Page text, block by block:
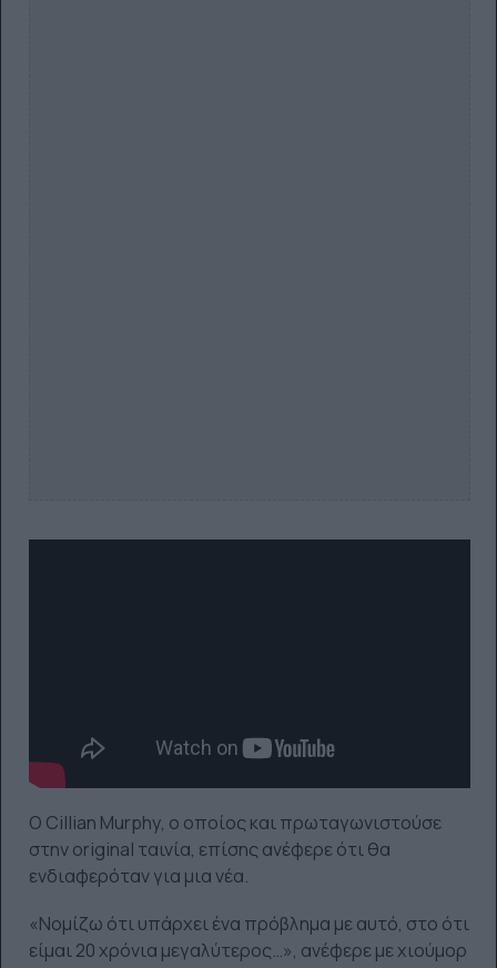
Ο Cillian Murphy, ο οποίος και πρωταγωνιστούσε
στην original ταινία, επίσης ανέφερε ότι θα
ενδιαφερόταν για μια νέα.
«Νομίζω ότι υπάρχει ένα πρόβλημα με αυτό, στο ότι
είμαι 20 χρόνια μεγαλύτερος…», ανέφερε με χιούμορ